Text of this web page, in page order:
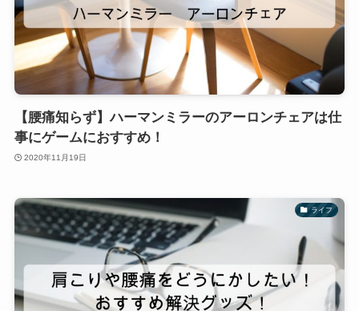
【腰痛知らず】ハーマンミラーのアーロンチェアは仕
事にゲームにおすすめ！
2020年11月19日
ライフ